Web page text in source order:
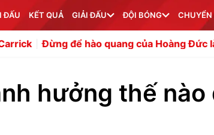
ĐẤU KẾT QUẢ GIẢI ĐẤU ĐỘI BÓNG
để hào quang của Hoàng Đức làm lu mờ
hưởng thế nào